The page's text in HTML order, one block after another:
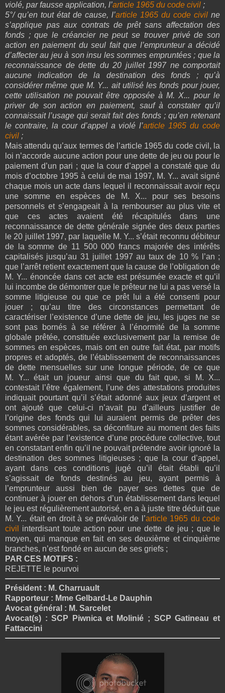
violé, par fausse application, l’article 1965 du code civil ;
5°/ qu’en tout état de cause, l’article 1965 du code civil ne
s’applique pas aux contrats de prêt sans affectation des
fonds ; que le créancier ne peut se trouver privé de son
action en paiement du seul fait que l’emprunteur a décidé
d’affecter au jeu à son insu les sommes empruntées ; que la
reconnaissance de dette du 20 juillet 1997 ne comportait
aucune indication de la destination des fonds ; qu’à
considérer même que M. Y... ait utilisé les fonds pour jouer,
cette utilisation ne pouvait être opposée à M. X... pour le
priver de son action en paiement, sauf à constater qu’il
connaissait l’usage qui serait fait des fonds ; qu’en retenant
le contraire, la cour d’appel a violé l’article 1965 du code
civil ;
Mais attendu qu’aux termes de l’article 1965 du code civil, la
loi n’accorde aucune action pour une dette de jeu ou pour le
paiement d’un pari ; que la cour d’appel a constaté que du
mois d’octobre 1995 à celui de mai 1997, M. Y... avait signé
chaque mois un acte dans lequel il reconnaissait avoir reçu
une somme en espèces de M. X... pour ses besoins
personnels et s’engageait à la rembourser au plus vite et
que ces actes avaient été récapitulés dans une
reconnaissance de dette générale signée des deux parties
le 20 juillet 1997, par laquelle M. Y... s’était reconnu débiteur
de la somme de 11 500 000 francs majorée des intérêts
capitalisés jusqu’au 31 juillet 1997 au taux de 10 % l’an ;
que l’arrêt retient exactement que la cause de l’obligation de
M. Y... énoncée dans cet acte est présumée exacte et qu’il
lui incombe de démontrer que le prêteur ne lui a pas versé la
somme litigieuse ou que ce prêt lui a été consenti pour
jouer ; qu’au titre des circonstances permettant de
caractériser l’existence d’une dette de jeu, les juges ne se
sont pas bornés à se référer à l’énormité de la somme
globale prêtée, constituée exclusivement par la remise de
sommes en espèces, mais ont en outre fait état, par motifs
propres et adoptés, de l’établissement de reconnaissances
de dette mensuelles sur une longue période, de ce que
M. Y... était un joueur ainsi que du fait que, si M. X...
contestait l’être également, l’une des attestations produites
indiquait pourtant qu’il s’était adonné aux jeux d’argent et
ont ajouté que celui-ci n’avait pu d’ailleurs justifier de
l’origine des fonds qui lui auraient permis de prêter des
sommes considérables, sa déconfiture au moment des faits
étant avérée par l’existence d’une procédure collective, tout
en constatant enfin qu’il ne pouvait prétendre avoir ignoré la
destination des sommes litigieuses ; que la cour d’appel,
ayant dans ces conditions jugé qu’il était établi qu’il
s’agissait de fonds destinés au jeu, ayant permis à
l’emprunteur aussi bien de payer ses dettes que de
continuer à jouer en dehors d’un établissement dans lequel
le jeu est régulièrement autorisé, en a à juste titre déduit que
M. Y... était en droit à se prévaloir de l’article 1965 du code
civil
interdisant toute action pour une dette de jeu ; que le
moyen, qui manque en fait en ses deuxième et cinquième
branches, n’est fondé en aucun de ses griefs ;
PAR CES MOTIFS :
REJETTE le pourvoi
Président : M. Charruault
Rapporteur : Mme Gelbard-Le Dauphin
Avocat général : M. Sarcelet
Avocat(s) : SCP Piwnica et Molinié ; SCP Gatineau et
Fattaccini